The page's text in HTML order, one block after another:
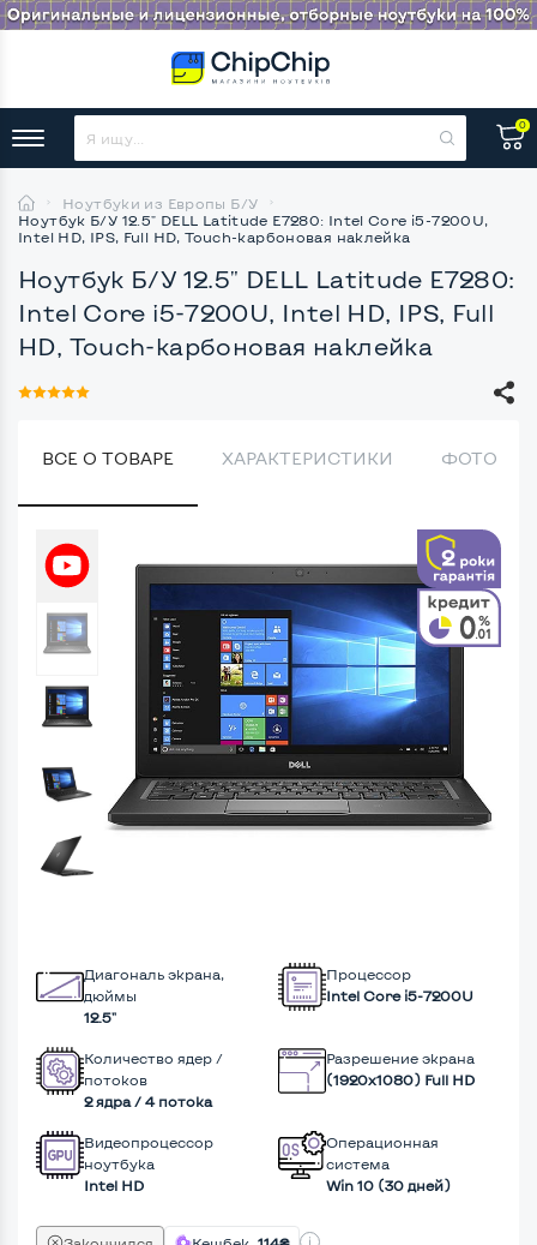
0
Ноутбуки из Европы Б/У
Ноутбук Б/У 12.5" DELL Latitude E7280: Intel Core i5-7200U,
Intel HD, IPS, Full HD, Touch-карбоновая наклейка
Ноутбук Б/У 12.5" DELL Latitude E7280:
Intel Core i5-7200U, Intel HD, IPS, Full
HD, Touch-карбоновая наклейка
ВСЕ О ТОВАРЕ ХАРАКТЕРИСТИКИ ФОТО
Диагональ экрана,
дюймы
12.5"
Процессор
Intel Core i5-7200U
Количество ядер /
потоков
2 ядра / 4 потока
Разрешение экрана
(1920х1080) Full HD
Видеопроцессор
ноутбука
Intel HD
Операционная
система
Win 10 (30 дней)